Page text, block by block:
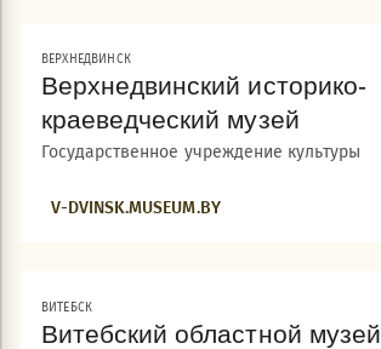
ВЕРХНЕДВИНСК
Верхнедвинский историко-
краеведческий музей
Государственное учреждение культуры
V-DVINSK.MUSEUM.BY
ВИТЕБСК
Витебский областной музей